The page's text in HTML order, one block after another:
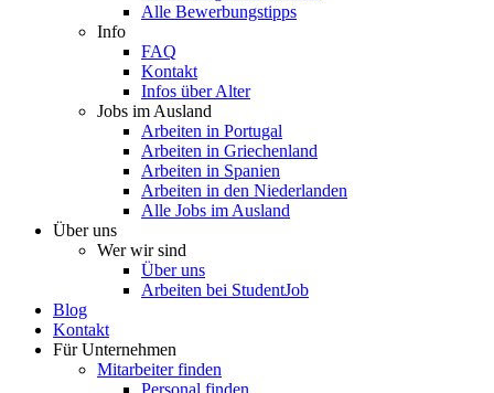
Alle Bewerbungstipps
Info
FAQ
Kontakt
Infos über Alter
Jobs im Ausland
Arbeiten in Portugal
Arbeiten in Griechenland
Arbeiten in Spanien
Arbeiten in den Niederlanden
Alle Jobs im Ausland
Über uns
Wer wir sind
Über uns
Arbeiten bei StudentJob
Blog
Kontakt
Für Unternehmen
Mitarbeiter finden
Personal finden